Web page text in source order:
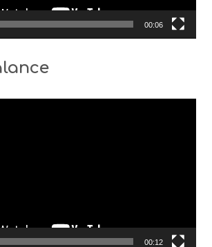
00:06
00:12